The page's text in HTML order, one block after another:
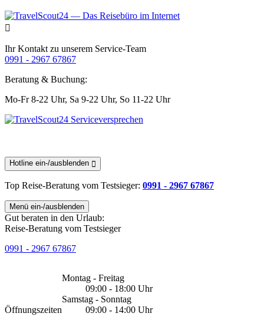
Ihr Kontakt zu unserem Service-Team
0991 - 2967 67867
Beratung & Buchung:
Mo-Fr 8-22 Uhr, Sa 9-22 Uhr, So 11-22 Uhr
Hotline ein-/ausblenden
Top Reise-Beratung vom Testsieger: 0991 - 2967 67867
Menü ein-/ausblenden
Gut beraten in den Urlaub:
Reise-Beratung vom Testsieger
0991 - 2967 67867
Öffnungszeiten
Montag - Freitag
09:00 - 18:00 Uhr
Samstag - Sonntag
09:00 - 14:00 Uhr